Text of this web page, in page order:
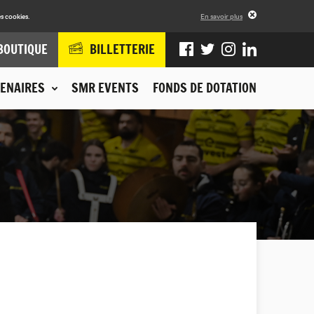
cookies. En savoir plus
SMR EVENTS FONDS DE DOTATION
BILLETTERIE